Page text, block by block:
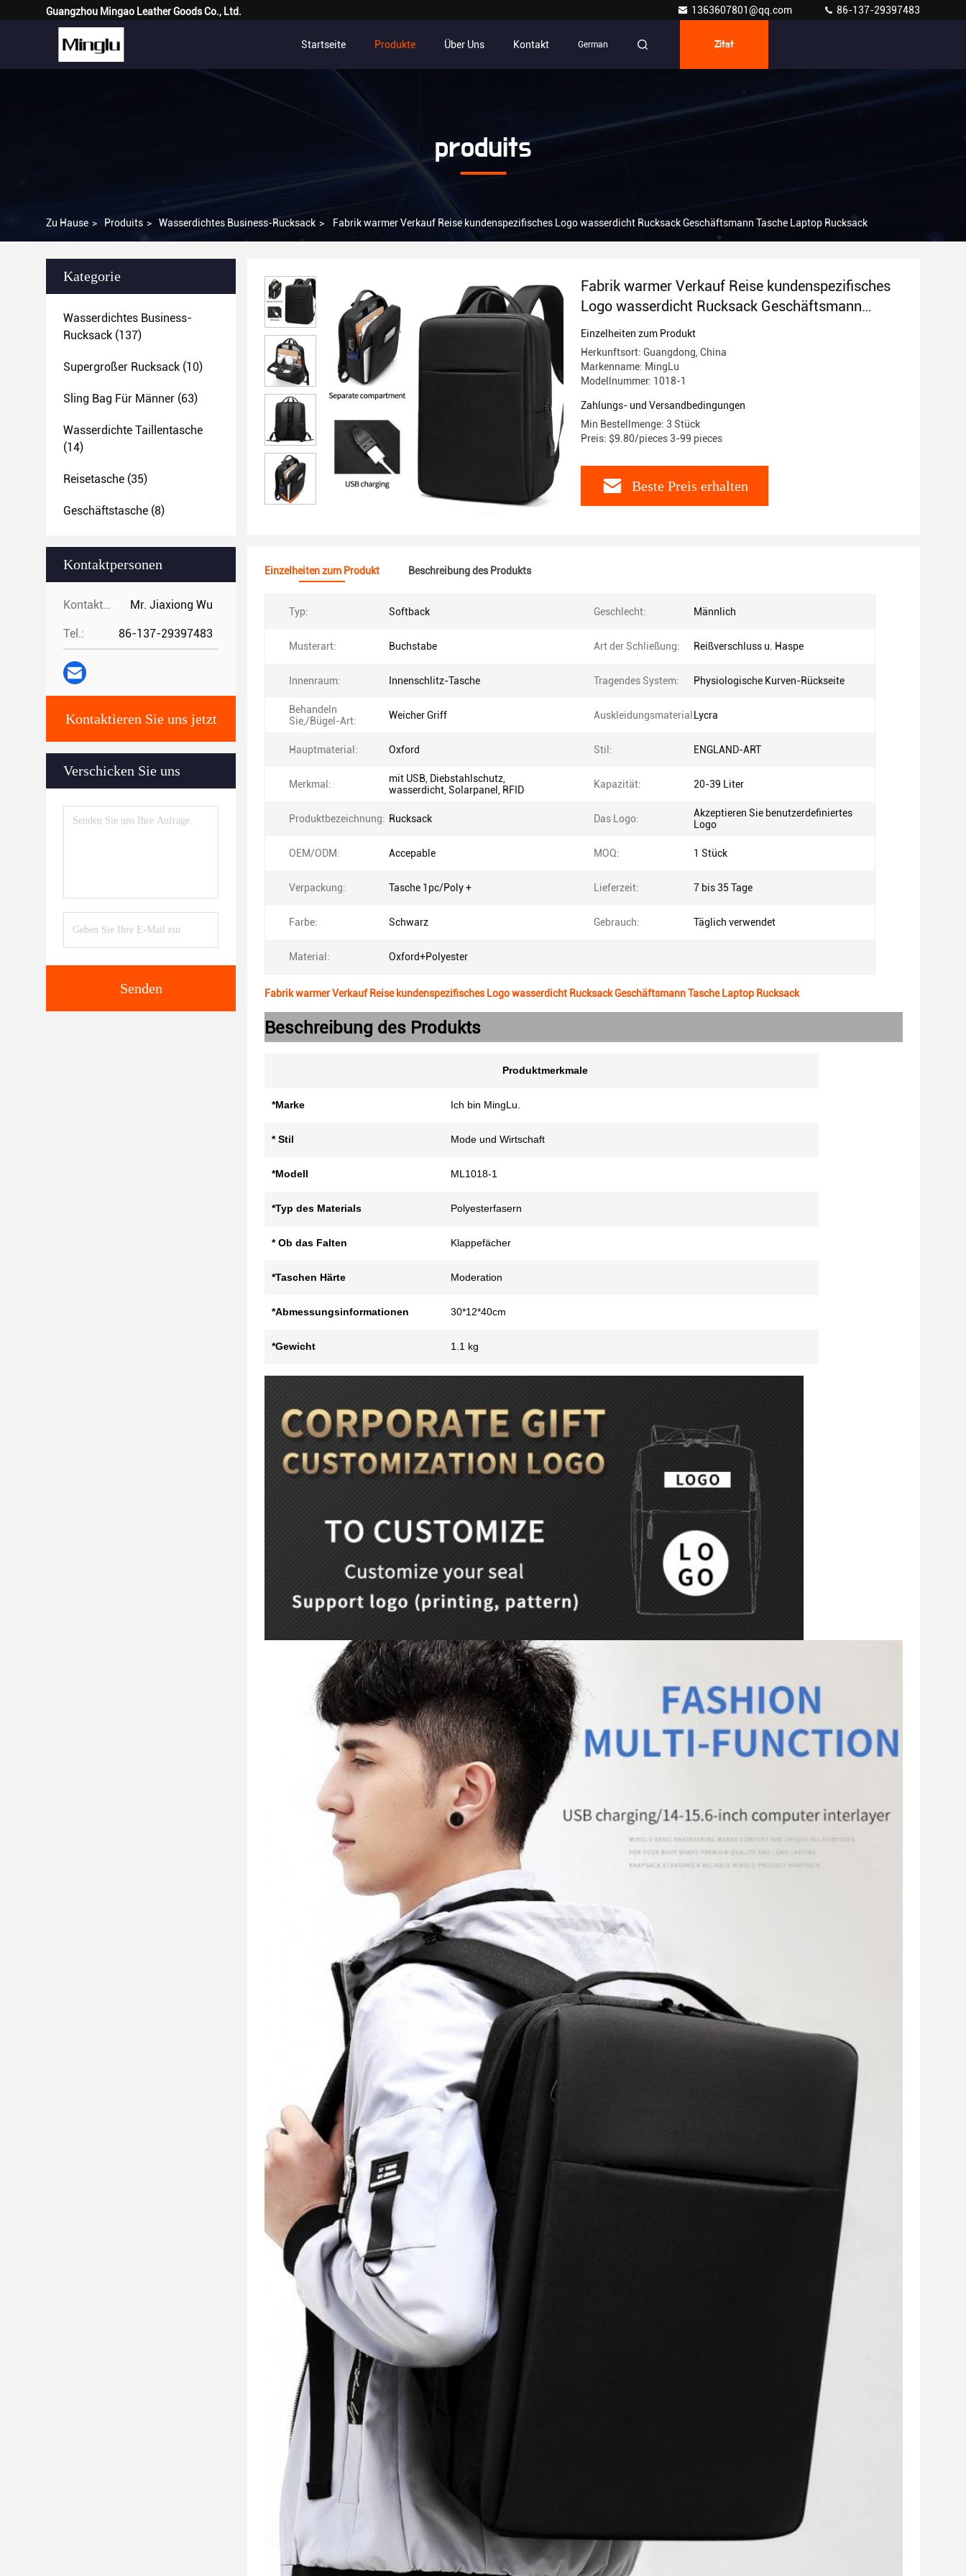
Hinterlass eine Nachricht
EINREICHUNGEN
Guangzhou Mingao Leather Goods Co., Ltd. 1363607801@qq.com 86-137-29397483
Startseite Produkte Über Uns Kontakt German Zitat
produits
Zu Hause > Produits > Wasserdichtes Business-Rucksack > Fabrik warmer Verkauf Reise kundenspezifisches Logo wasserdicht Rucksack Geschäftsmann Tasche Laptop Rucksack
Kategorie
Wasserdichtes Business-
Rucksack (137)
Supergroßer Rucksack (10)
Sling Bag Für Männer (63)
Wasserdichte Taillentasche
(14)
Reisetasche (35)
Geschäftstasche (8)
Kontaktpersonen
Kontaktpersonen: Mr. Jiaxiong Wu
Tel.: 86-137-29397483
Kontaktieren Sie uns jetzt
Verschicken Sie uns
Senden
Fabrik warmer Verkauf Reise kundenspezifisches
Logo wasserdicht Rucksack Geschäftsmann
Tasche Laptop Rucksack
Einzelheiten zum Produkt
Herkunftsort: Guangdong, China
Markenname: MingLu
Modellnummer: 1018-1
Zahlungs- und Versandbedingungen
Min Bestellmenge: 3 Stück
Preis: $9.80/pieces 3-99 pieces
Beste Preis erhalten
Einzelheiten zum Produkt Beschreibung des Produkts
Typ: Softback Geschlecht: Männlich
Musterart: Buchstabe Art der Schließung: Reißverschluss u. Haspe
Innenraum: Innenschlitz-Tasche Tragendes System: Physiologische Kurven-Rückseite
Behandeln
Sie,/Bügel-Art:
Weicher Griff Auskleidungsmaterial:Lycra
Hauptmaterial: Oxford Stil: ENGLAND-ART
Merkmal:
mit USB, Diebstahlschutz,
wasserdicht, Solarpanel, RFID
Kapazität: 20-39 Liter
Produktbezeichnung: Rucksack Das Logo:
Akzeptieren Sie benutzerdefiniertes
Logo
OEM/ODM: Accepable MOQ: 1 Stück
Verpackung: Tasche 1pc/Poly + Lieferzeit: 7 bis 35 Tage
Farbe: Schwarz Gebrauch: Täglich verwendet
Material: Oxford+Polyester
Fabrik warmer Verkauf Reise kundenspezifisches Logo wasserdicht Rucksack Geschäftsmann Tasche Laptop Rucksack
Beschreibung des Produkts
Produktmerkmale
*Marke Ich bin MingLu.
* Stil Mode und Wirtschaft
*Modell ML1018-1
*Typ des Materials Polyesterfasern
* Ob das Falten Klappefächer
*Taschen Härte Moderation
*Abmessungsinformationen 30*12*40cm
*Gewicht 1.1 kg